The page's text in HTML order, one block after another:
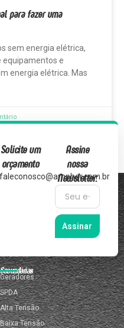
para fazer uma
sem energia elétrica,
equipamentos e
energia elétrica. Mas
Solicite um
orçamento
faleconosco@ampher.com.br
Assine
nossa
Newsletter:
Assinar
Secundárias
Geradores
SPDA
Alta Tensão
Baixa Tensão